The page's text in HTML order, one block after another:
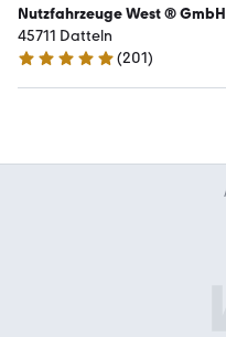
Nutzfahrzeuge West ® GmbH
45711 Datteln
4.9 Sterne
(201)